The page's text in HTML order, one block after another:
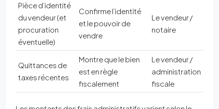
Pièce d’identité
du vendeur (et
procuration
éventuelle)
Confirme l’identité
et le pouvoir de
vendre
Le vendeur /
notaire
Quittances de
taxes récentes
Montre que le bien
est en règle
fiscalement
Le vendeur /
administration
fiscale